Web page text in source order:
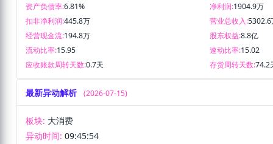
资产负债率:6.81% 净利润:1904.9万
扣非净利润:445.8万 营业总收入:5302.6
经营现金流:194.8万 股东权益:8.8亿
流动比率:15.95 速动比率:15.02
应收账款周转天数:0.7天 存货周转天数:74.2
最新异动解析 (2026-07-15)
板块: 大消费
异动时间: 09:45:54